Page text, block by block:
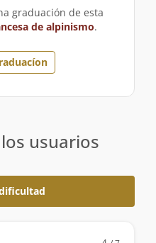
graduación de esta
de alpinismo.
usuarios